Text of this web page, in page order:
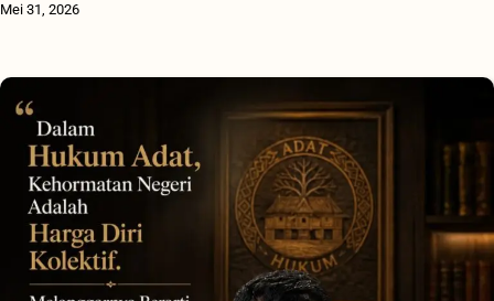
Mei 31, 2026